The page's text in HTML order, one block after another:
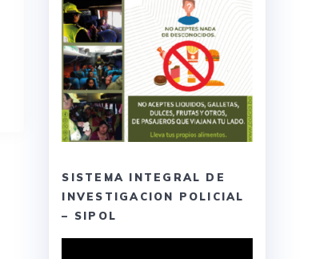
SISTEMA INTEGRAL DE
INVESTIGACION POLICIAL
– SIPOL